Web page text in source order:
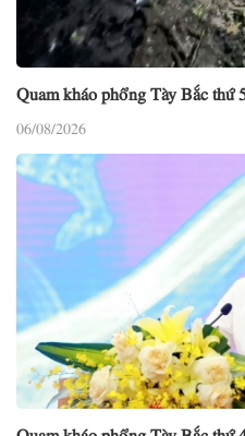
Quam kháo phổng Tày Bắc thứ
06/08/2026